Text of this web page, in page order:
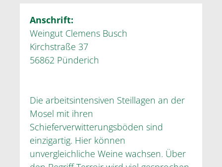
Anschrift:
Weingut Clemens Busch
Kirchstraße 37
56862 Pünderich
Die arbeitsintensiven Steillagen an der
Mosel mit ihren
Schieferverwitterungsböden sind
einzigartig. Hier können
unvergleichliche Weine wachsen. Über